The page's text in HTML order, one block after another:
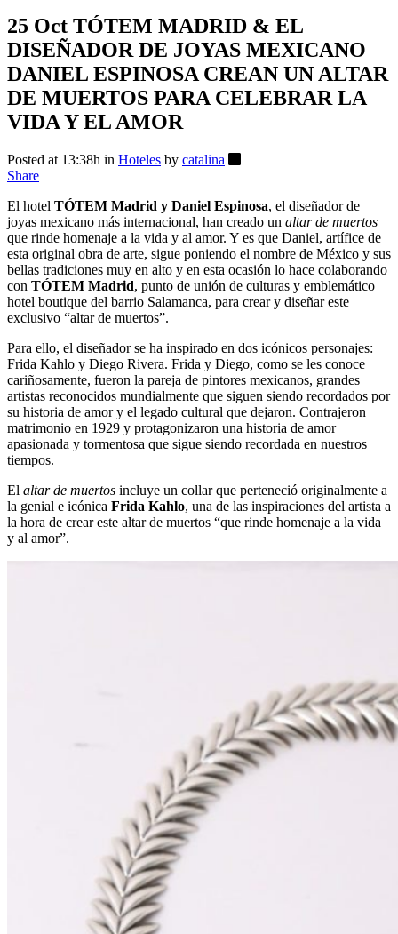
25 Oct TÓTEM MADRID & EL
DISEÑADOR DE JOYAS MEXICANO
DANIEL ESPINOSA CREAN UN ALTAR
DE MUERTOS PARA CELEBRAR LA
VIDA Y EL AMOR
Posted at 13:38h in Hoteles by catalina
Share
El hotel TÓTEM Madrid y Daniel Espinosa, el diseñador de
joyas mexicano más internacional, han creado un altar de muertos
que rinde homenaje a la vida y al amor. Y es que Daniel, artífice de
esta original obra de arte, sigue poniendo el nombre de México y sus
bellas tradiciones muy en alto y en esta ocasión lo hace colaborando
con TÓTEM Madrid, punto de unión de culturas y emblemático
hotel boutique del barrio Salamanca, para crear y diseñar este
exclusivo “altar de muertos”.
Para ello, el diseñador se ha inspirado en dos icónicos personajes:
Frida Kahlo y Diego Rivera. Frida y Diego, como se les conoce
cariñosamente, fueron la pareja de pintores mexicanos, grandes
artistas reconocidos mundialmente que siguen siendo recordados por
su historia de amor y el legado cultural que dejaron. Contrajeron
matrimonio en 1929 y protagonizaron una historia de amor
apasionada y tormentosa que sigue siendo recordada en nuestros
tiempos.
El altar de muertos incluye un collar que perteneció originalmente a
la genial e icónica Frida Kahlo, una de las inspiraciones del artista a
la hora de crear este altar de muertos “que rinde homenaje a la vida
y al amor”.